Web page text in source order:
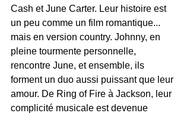
Cash et June Carter. Leur histoire est
un peu comme un film romantique...
mais en version country. Johnny, en
pleine tourmente personnelle,
rencontre June, et ensemble, ils
forment un duo aussi puissant que leur
amour. De Ring of Fire à Jackson, leur
complicité musicale est devenue